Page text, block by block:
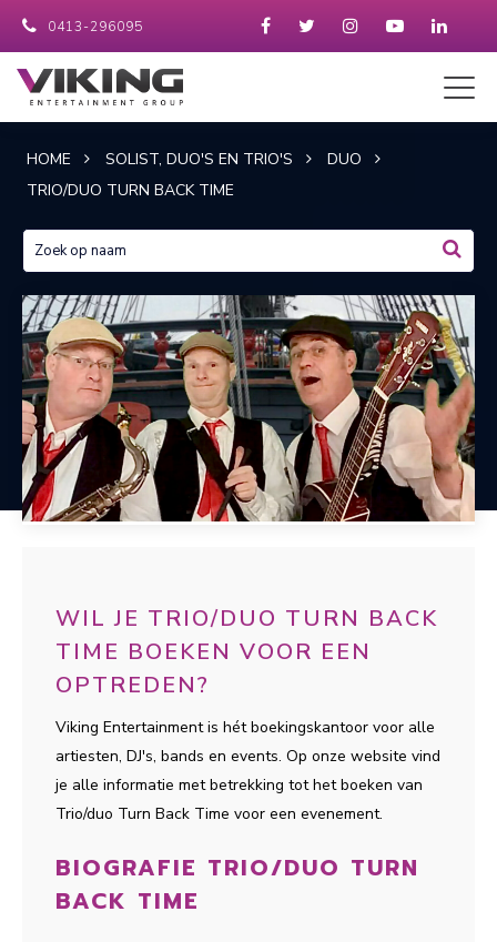
0413-296095
HOME SOLIST, DUO'S EN TRIO'S
DUO
TRIO/DUO TURN BACK TIME
WIL JE TRIO/DUO TURN BACK
TIME BOEKEN VOOR EEN
OPTREDEN?
Viking Entertainment is hét boekingskantoor voor alle
artiesten, DJ's, bands en events. Op onze website vind
je alle informatie met betrekking tot het boeken van
Trio/duo Turn Back Time voor een evenement.
BIOGRAFIE TRIO/DUO TURN
BACK TIME